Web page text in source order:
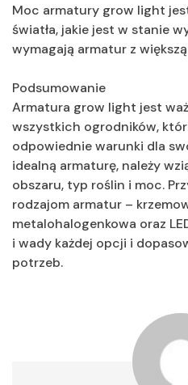
Moc armatury grow light
światła, jakie jest w stanie
wymagają armatur z
Podsumowanie
Armatura grow light jest
wszystkich ogrodników,
odpowiednie warunki dla
idealną armaturę, należy
obszaru, typ roślin i moc.
rodzajom armatur –
metalohalogenkowa oraz
i wady każdej opcji i
potrzeb.